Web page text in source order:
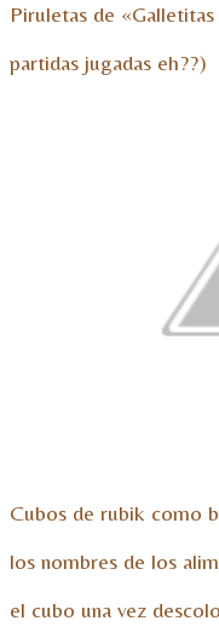
Piruletas de
partidas jugadas eh??)
Cubos de rubik como
los nombres de los
el cubo una vez